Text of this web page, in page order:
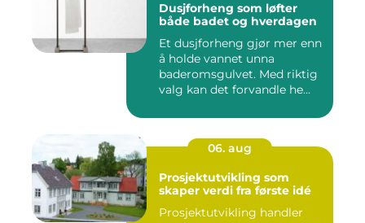
Dusjforheng som løfter
både badet og hverdagen
Et dusjforheng gjør mer enn
å holde vannet unna
baderomsgulvet. Med riktig
valg kan det forvandle he...
06. aug
Prosjektutvikling som
skaper verdi fra første idé
Prosjektutvikling handler